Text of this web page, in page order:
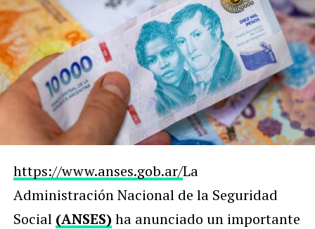
https://www.anses.gob.ar/La
Administración Nacional de la Seguridad
Social (ANSES) ha anunciado un importante